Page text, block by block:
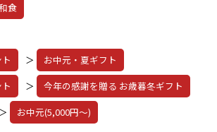
食
＞
お中元・夏ギフト
＞
今年の感謝を贈る お歳暮冬ギフト
＞ お中元(5,000円～)